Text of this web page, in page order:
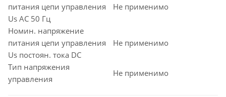
питания цепи управления
Us AC 50 Гц
Не применимо
Номин. напряжение
питания цепи управления
Us постоян. тока DC
Не применимо
Тип напряжения
управления
Не применимо